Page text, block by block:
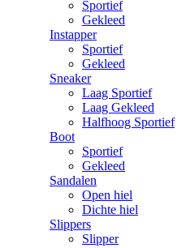
Sportief
Gekleed
Instapper
Sportief
Gekleed
Sneaker
Laag Sportief
Laag Gekleed
Halfhoog Sportief
Boot
Sportief
Gekleed
Sandalen
Open hiel
Dichte hiel
Slippers
Slipper